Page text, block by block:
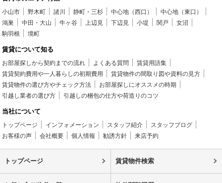
小山市 野木町 諸川 静町・三杉 中心地（西口）
中心地（東口）
鴻巣
中田・大山 牛ヶ谷 上辺見 下辺見 小堤 関戸
女沼
駒羽根
境町
賃貸について知る
お部屋探しから契約までの流れ よくある質問
賃貸用語集
賃貸契約費用や一人暮らしの初期費用
賃貸物件の間取り図や資料の見方
賃貸物件の選び方やチェック方法
お部屋探しにオススメの時期
引越し業者の選び方
引越しの梱包の仕方や荷造りのコツ
当社について
トップページ インフォメーション スタッフ紹介
スタッフブログ
お客様の声
会社概要 個人情報 勧誘方針 来店予約
トップページ 賃貸物件検索